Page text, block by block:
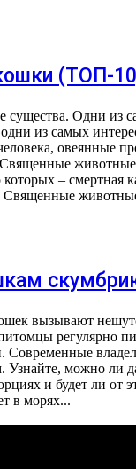
(ТОП-
существа. Одни из
из самых
овеянные
которых – смертная
Священные
вызывают
регулярно
Современные
Узнайте, можно ли
и будет ли от этого
в морях...